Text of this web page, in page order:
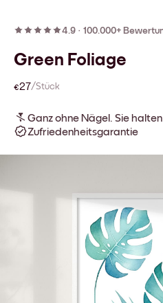
4.9 · 100.000+
Green Foliage
€27/Stück
Ganz ohne Nägel. Sie
Zufriedenheitsgarantie